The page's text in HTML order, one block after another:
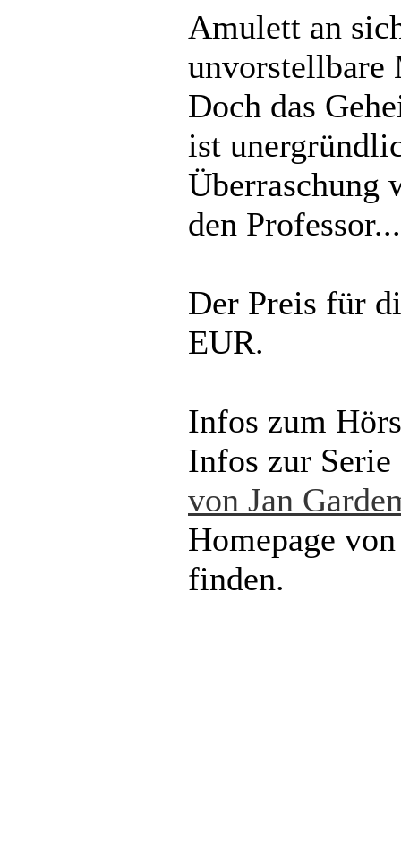
Amulett an
unvorstellbare
Doch das
ist
Überraschung
den Professor...
Der Preis für
EUR.
Infos zum
Infos zur
von Jan
Homepage
finden.